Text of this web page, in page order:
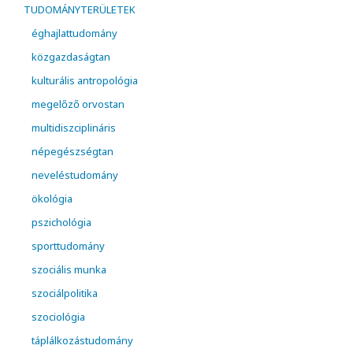
TUDOMÁNYTERÜLETEK
éghajlattudomány
közgazdaságtan
kulturális antropológia
megelőző orvostan
multidiszciplináris
népegészségtan
neveléstudomány
ökológia
pszichológia
sporttudomány
szociális munka
szociálpolitika
szociológia
táplálkozástudomány